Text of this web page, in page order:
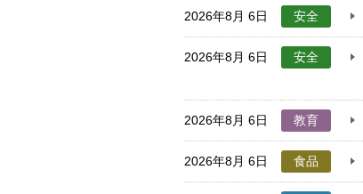
2026年8月 6日 安全
2026年8月 6日 安全
2026年8月 6日 教育
2026年8月 6日 食品